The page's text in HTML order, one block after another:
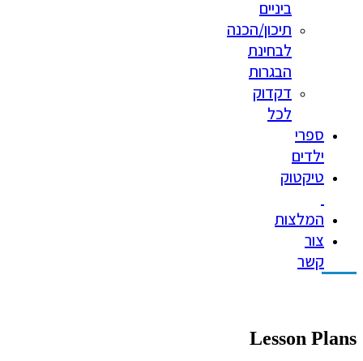
ביניים
תיכון/הכנה
לבחינת
הבגרות
דקדוק
לכל
ספרי
ילדים
טיקטוק
המלצות
צור
קשר
Lesson Plans